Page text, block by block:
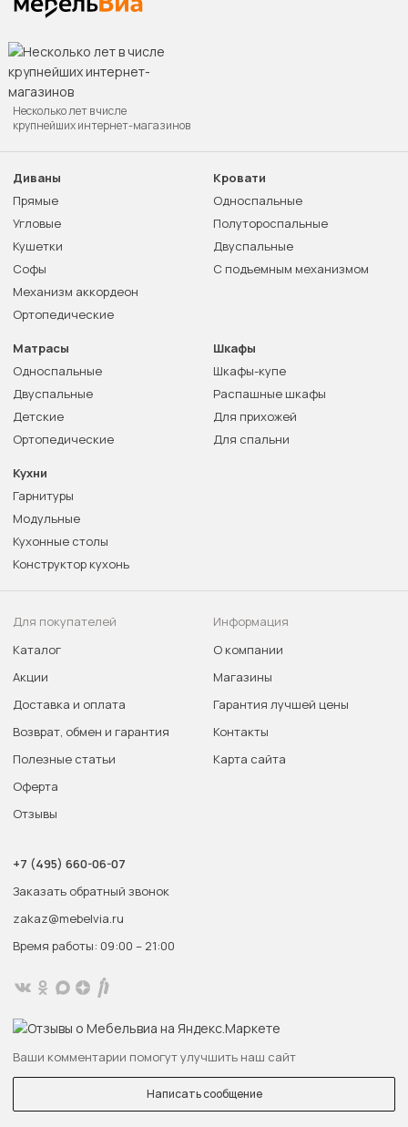
Несколько лет в числе
крупнейших интернет-магазинов
Диваны
Прямые
Угловые
Кушетки
Софы
Механизм аккордеон
Ортопедические
Кровати
Односпальные
Полутороспальные
Двуспальные
С подъемным механизмом
Матрасы
Односпальные
Двуспальные
Детские
Ортопедические
Шкафы
Шкафы-купе
Распашные шкафы
Для прихожей
Для спальни
Кухни
Гарнитуры
Модульные
Кухонные столы
Конструктор кухонь
Для покупателей
Каталог
Акции
Доставка и оплата
Возврат, обмен и гарантия
Полезные статьи
Оферта
Отзывы
Информация
О компании
Магазины
Гарантия лучшей цены
Контакты
Карта сайта
+7 (495) 660-06-07
Заказать обратный звонок
zakaz@mebelvia.ru
Время работы: 09:00 – 21:00
Ваши комментарии помогут улучшить наш сайт
Написать сообщение